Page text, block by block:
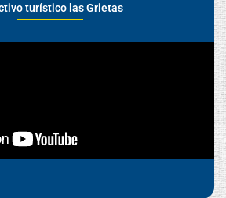
turístico las Grietas